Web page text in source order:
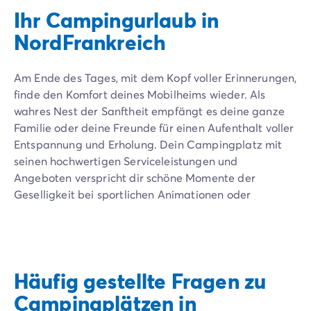
Ihr Campingurlaub in
NordFrankreich
Am Ende des Tages, mit dem Kopf voller Erinnerungen,
finde den Komfort deines Mobilheims wieder. Als
wahres Nest der Sanftheit empfängt es deine ganze
Familie oder deine Freunde für einen Aufenthalt voller
Entspannung und Erholung. Dein Campingplatz mit
seinen hochwertigen Serviceleistungen und
Angeboten verspricht dir schöne Momente der
Geselligkeit bei sportlichen Animationen oder
gesellige Atmosphäre genießen, und das alles in einer
geschützten natürlichen Umgebung.
Häufig gestellte Fragen zu
Campingplätzen in